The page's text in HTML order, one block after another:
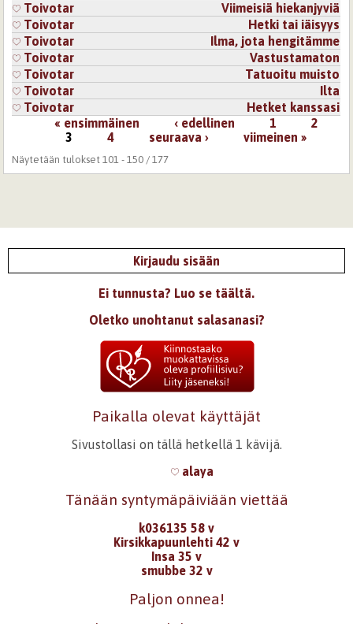
Toivotar
Viimeisiä hiekanjyviä
Toivotar
Hetki tai iäisyys
Toivotar
Ilma, jota hengitämme
Toivotar
Vastustamaton
Toivotar
Tatuoitu muisto
Toivotar
Ilta
Toivotar
Hetket kanssasi
« ensimmäinen ‹ edellinen 1
2
3
4 seuraava › viimeinen »
Näytetään tulokset 101 - 150 / 177
Kirjaudu sisään
Ei tunnusta? Luo se täältä.
Oletko unohtanut salasanasi?
Paikalla olevat käyttäjät
Sivustollasi on tällä hetkellä 1 kävijä.
alaya
Tänään syntymäpäiviään viettää
k036135 58 v
Kirsikkapuunlehti 42 v
Insa 35 v
smubbe 32 v
Paljon onnea!